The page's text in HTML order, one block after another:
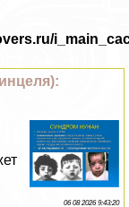
06 08 2026 9:43:20